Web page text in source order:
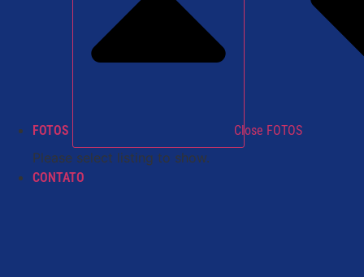
FOTOS Close FOTOS
Please select listing to show.
CONTATO